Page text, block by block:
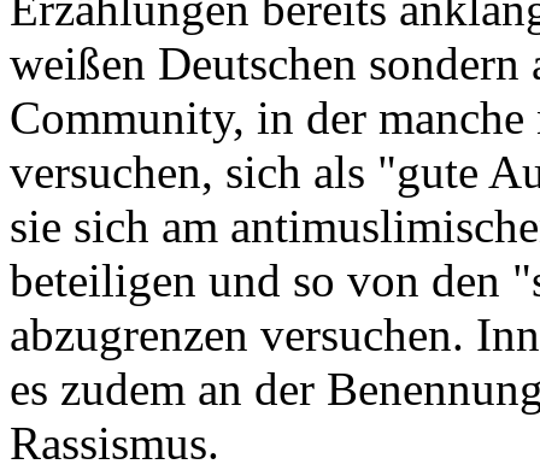
weißen Deutschen
Community, in der
versuchen, sich als "gute
sie sich am
beteiligen und so von den
abzugrenzen versuchen.
es zudem an der
Rassismus.